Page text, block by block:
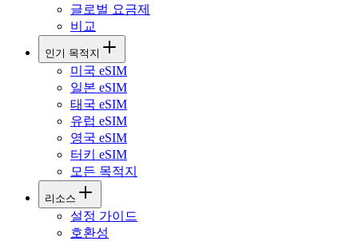
글로벌 요금제
비교
인기 목적지
미국 eSIM
일본 eSIM
태국 eSIM
유럽 eSIM
영국 eSIM
터키 eSIM
모든 목적지
리소스
설정 가이드
호환성